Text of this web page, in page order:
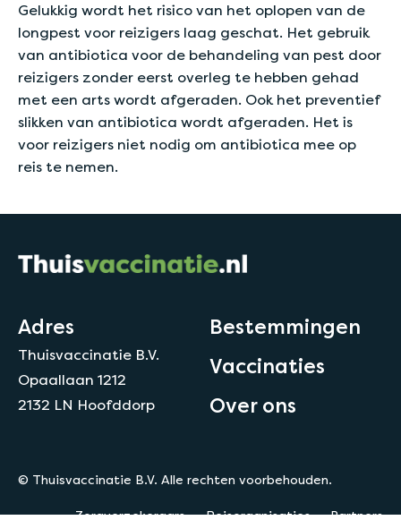
Gelukkig wordt het risico van het oplopen van de
longpest voor reizigers laag geschat. Het gebruik
van antibiotica voor de behandeling van pest door
reizigers zonder eerst overleg te hebben gehad
met een arts wordt afgeraden. Ook het preventief
slikken van antibiotica wordt afgeraden. Het is
voor reizigers niet nodig om antibiotica mee op
reis te nemen.
Adres
Thuisvaccinatie B.V.
Opaallaan 1212
2132 LN Hoofddorp
Bestemmingen
Vaccinaties
Over ons
© Thuisvaccinatie B.V. Alle rechten voorbehouden.
Zorgverzekeraars Reisorganisaties Partners